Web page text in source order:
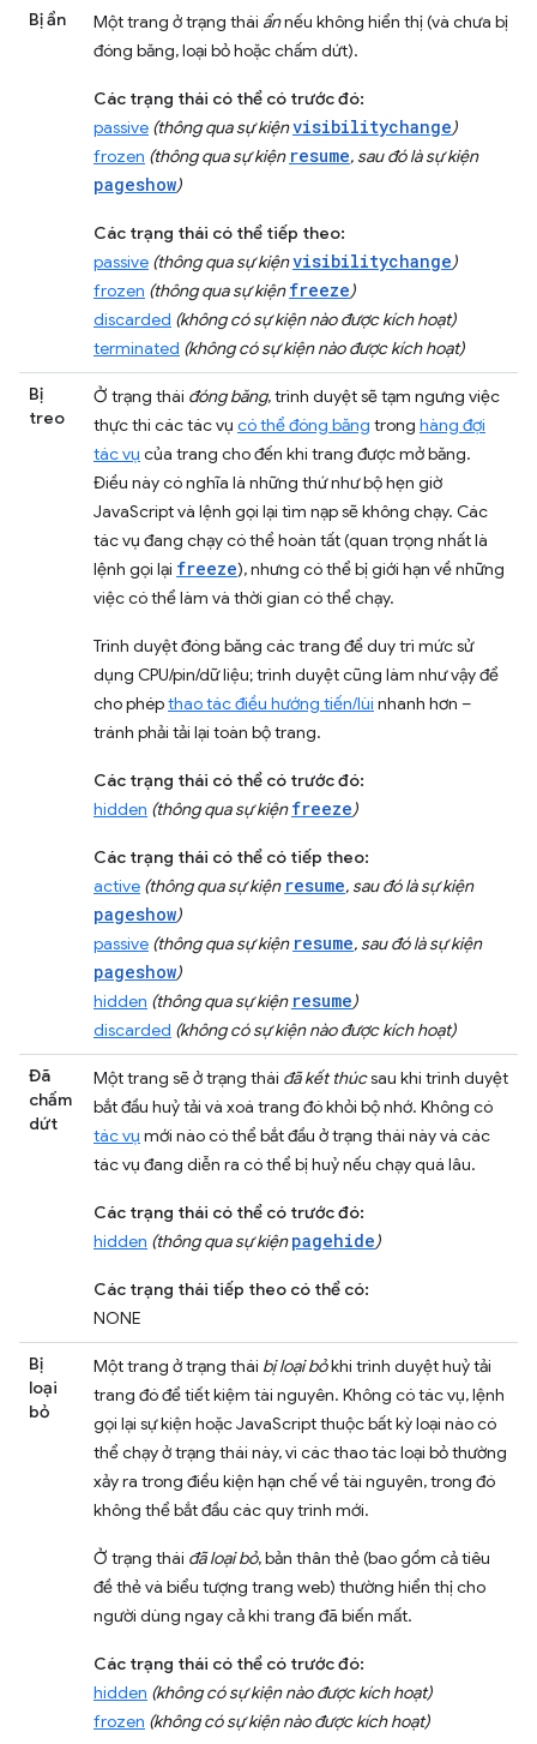
Bị ẩn Một trang ở trạng thái ẩnnếu không hiển thị (và chưa bị
đóng băng, loại bỏ hoặc chấm dứt).
Các trạng thái có thể có trước đó:
passive (thông qua sự kiệnvisibilitychange)
frozen (thông qua sự kiện resume, sau đó là sự kiện
pageshow)
Các trạng thái có thể tiếp theo:
passive (thông qua sự kiệnvisibilitychange)
frozen (thông qua sự kiệnfreeze)
discarded (không có sự kiện nào được kích hoạt)
terminated (không có sự kiện nào được kích hoạt)
Bị
treo
Ở trạng thái đóng băng, trình duyệt sẽ tạm ngưng việc
thực thi các tác vụ có thể đóng băng trong hàng đợi
tác vụ của trang cho đến khi trang được mở băng.
Điều này có nghĩa là những thứ như bộ hẹn giờ
JavaScript và lệnh gọi lại tìm nạp sẽ không chạy. Các
tác vụ đang chạy có thể hoàn tất (quan trọng nhất là
lệnh gọi lại freeze), nhưng có thể bị giới hạn về những
việc có thể làm và thời gian có thể chạy.
Trình duyệt đóng băng các trang để duy trì mức sử
dụng CPU/pin/dữ liệu; trình duyệt cũng làm như vậy để
cho phépthao tác điều hướng tiến/lùi nhanh hơn –
tránh phải tải lại toàn bộ trang.
Các trạng thái có thể có trước đó:
hidden (thông qua sự kiệnfreeze)
Các trạng thái có thể có tiếp theo:
active (thông qua sự kiện resume, sau đó là sự kiện
pageshow)
passive (thông qua sự kiện resume, sau đó là sự kiện
pageshow)
hidden (thông qua sự kiện resume)
discarded (không có sự kiện nào được kích hoạt)
Đã
chấm
dứt
Một trang sẽ ở trạng thái đã kết thúcsau khi trình duyệt
bắt đầu huỷ tải và xoá trang đó khỏi bộ nhớ. Không có
tác vụ mới nào có thể bắt đầu ở trạng thái này và các
tác vụ đang diễn ra có thể bị huỷ nếu chạy quá lâu.
Các trạng thái có thể có trước đó:
hidden (thông qua sự kiệnpagehide)
Các trạng thái tiếp theo có thể có:
NONE
Bị
loại
bỏ
Một trang ở trạng thái bị loại bỏkhi trình duyệt huỷ tải
trang đó để tiết kiệm tài nguyên. Không có tác vụ, lệnh
gọi lại sự kiện hoặc JavaScript thuộc bất kỳ loại nào có
thể chạy ở trạng thái này, vì các thao tác loại bỏ thường
xảy ra trong điều kiện hạn chế về tài nguyên, trong đó
không thể bắt đầu các quy trình mới.
Ở trạng thái đã loại bỏ, bản thân thẻ (bao gồm cả tiêu
đề thẻ và biểu tượng trang web) thường hiển thị cho
người dùng ngay cả khi trang đã biến mất.
Các trạng thái có thể có trước đó:
hidden (không có sự kiện nào được kích hoạt)
frozen (không có sự kiện nào được kích hoạt)